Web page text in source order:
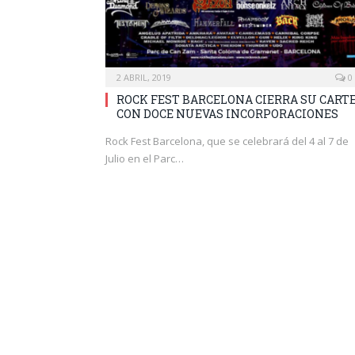
2 ABRIL, 2019 0
ROCK FEST BARCELONA CIERRA SU
CON DOCE NUEVAS INCORPORACIONES
Rock Fest Barcelona, que se celebrará del 4 al 7 de
Julio en el Parc…